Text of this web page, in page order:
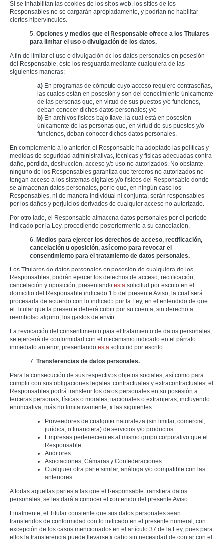
Si se inhabilitan las cookies de los sitios web, los sitios de los
Responsables no se cargarán apropiadamente, y podrían no habilitar
ciertos hipervínculos.
5. Opciones y medios que el Responsable ofrece a los Titulares
para limitar el uso o divulgación de los datos.
A fin de limitar el uso o divulgación de los datos personales en posesión
del Responsable, éste los resguarda mediante cualquiera de las
siguientes maneras:
a) En programas de cómputo cuyo acceso requiere contraseñas,
las cuales están en posesión y son del conocimiento únicamente
de las personas que, en virtud de sus puestos y/o funciones,
deban conocer dichos datos personales; y/o
b) En archivos físicos bajo llave, la cual está en posesión
únicamente de las personas que, en virtud de sus puestos y/o
funciones, deban conocer dichos datos personales.
En complemento a lo anterior, el Responsable ha adoptado las políticas y
medidas de seguridad administrativas, técnicas y físicas adecuadas contra
daño, pérdida, destrucción, acceso y/o uso no autorizados. No obstante,
ninguno de los Responsables garantiza que terceros no autorizados no
tengan acceso a los sistemas digitales y/o físicos del Responsable donde
se almacenan datos personales, por lo que, en ningún caso los
Responsables, ni de manera individual ni conjunta, serán responsables
por los daños y perjuicios derivados de cualquier acceso no autorizado.
Por otro lado, el Responsable almacena datos personales por el periodo
indicado por la Ley, procediendo posteriormente a su cancelación.
6. Medios para ejercer los derechos de acceso, rectificación,
cancelación u oposición, así como para revocar el
consentimiento para el tratamiento de datos personales.
Los Titulares de datos personales en posesión de cualquiera de los
Responsables, podrán ejercer los derechos de acceso, rectificación,
cancelación y oposición, presentando esta solicitud por escrito en el
domicilio del Responsable indicado 1.b del presente Aviso, la cual será
procesada de acuerdo con lo indicado por la Ley, en el entendido de que
el Titular que la presente deberá cubrir por su cuenta, sin derecho a
reembolso alguno, los gastos de envío.
La revocación del consentimiento para el tratamiento de datos personales,
se ejercerá de conformidad con el mecanismo indicado en el párrafo
inmediato anterior, presentando esta solicitud por escrito.
7. Transferencias de datos personales.
Para la consecución de sus respectivos objetos sociales, así como para
cumplir con sus obligaciones legales, contractuales y extracontractuales, el
Responsables podrá transferir los datos personales en su posesión a
terceras personas, físicas o morales, nacionales o extranjeras, incluyendo
enunciativa, más no limitativamente, a las siguientes:
Proveedores de cualquier naturaleza (sin limitar, comercial,
jurídica, o financiera) de servicios y/o productos.
Empresas pertenecientes al mismo grupo corporativo que el
Responsable.
Auditores.
Asociaciones, Cámaras y Confederaciones.
Cualquier otra parte similar, análoga y/o compatible con las
anteriores.
A todas aquellas partes a las que el Responsable transfiera datos
personales, se les dará a conocer el contenido del presente Aviso.
Finalmente, el Titular consiente que sus datos personales sean
transferidos de conformidad con lo indicado en el presente numeral, con
excepción de los casos mencionados en el artículo 37 de la Ley, pues para
ellos la transferencia puede llevarse a cabo sin necesidad de contar con el